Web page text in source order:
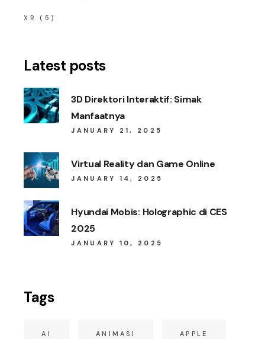
XR (5)
Latest posts
3D Direktori Interaktif: Simak
Manfaatnya
JANUARY 21, 2025
Virtual Reality dan Game Online
JANUARY 14, 2025
Hyundai Mobis: Holographic di CES
2025
JANUARY 10, 2025
Tags
AI ANIMASI APPLE